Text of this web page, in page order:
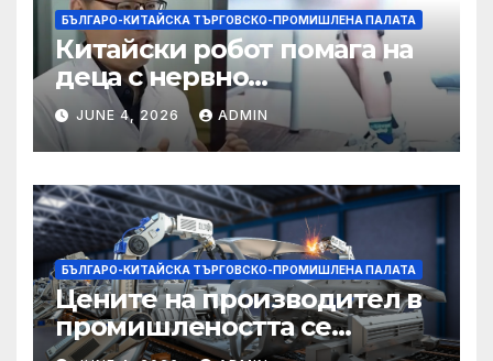
БЪЛГАРО-КИТАЙСКА ТЪРГОВСКО-ПРОМИШЛЕНА ПАЛАТА
Китайски робот помага на
деца с нервно
разстройство да се
изправят за първи път
JUNE 4, 2026 ADMIN
БЪЛГАРО-КИТАЙСКА ТЪРГОВСКО-ПРОМИШЛЕНА ПАЛАТА
Цените на производител в
промишлеността се
понижават с 0,7% в